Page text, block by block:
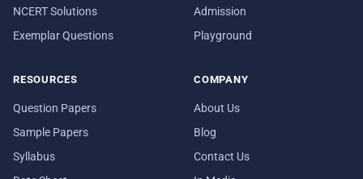
NCERT Solutions
Exemplar Questions
Admission
Playground
RESOURCES
Question Papers
Sample Papers
Syllabus
COMPANY
About Us
Blog
Contact Us